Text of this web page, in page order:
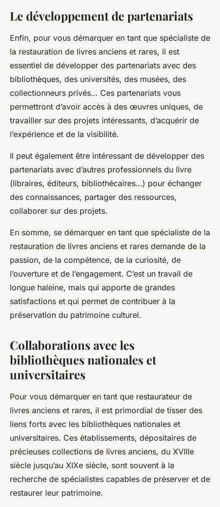
Le développement de partenariats
Enfin, pour vous démarquer en tant que spécialiste de
la restauration de livres anciens et rares, il est
essentiel de développer des partenariats avec des
bibliothèques, des universités, des musées, des
collectionneurs privés… Ces partenariats vous
permettront d’avoir accès à des œuvres uniques, de
travailler sur des projets intéressants, d’acquérir de
l’expérience et de la visibilité.
Il peut également être intéressant de développer des
partenariats avec d’autres professionnels du livre
(libraires, éditeurs, bibliothécaires…) pour échanger
des connaissances, partager des ressources,
collaborer sur des projets.
En somme, se démarquer en tant que spécialiste de la
restauration de livres anciens et rares demande de la
passion, de la compétence, de la curiosité, de
l’ouverture et de l’engagement. C’est un travail de
longue haleine, mais qui apporte de grandes
satisfactions et qui permet de contribuer à la
préservation du patrimoine culturel.
Collaborations avec les
bibliothèques nationales et
universitaires
Pour vous démarquer en tant que restaurateur de
livres anciens et rares, il est primordial de tisser des
liens forts avec les bibliothèques nationales et
universitaires. Ces établissements, dépositaires de
précieuses collections de livres anciens, du XVIIIe
siècle jusqu’au XIXe siècle, sont souvent à la
recherche de spécialistes capables de préserver et de
restaurer leur patrimoine.